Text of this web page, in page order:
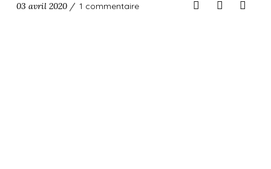
03 avril 2020 / 1 commentaire